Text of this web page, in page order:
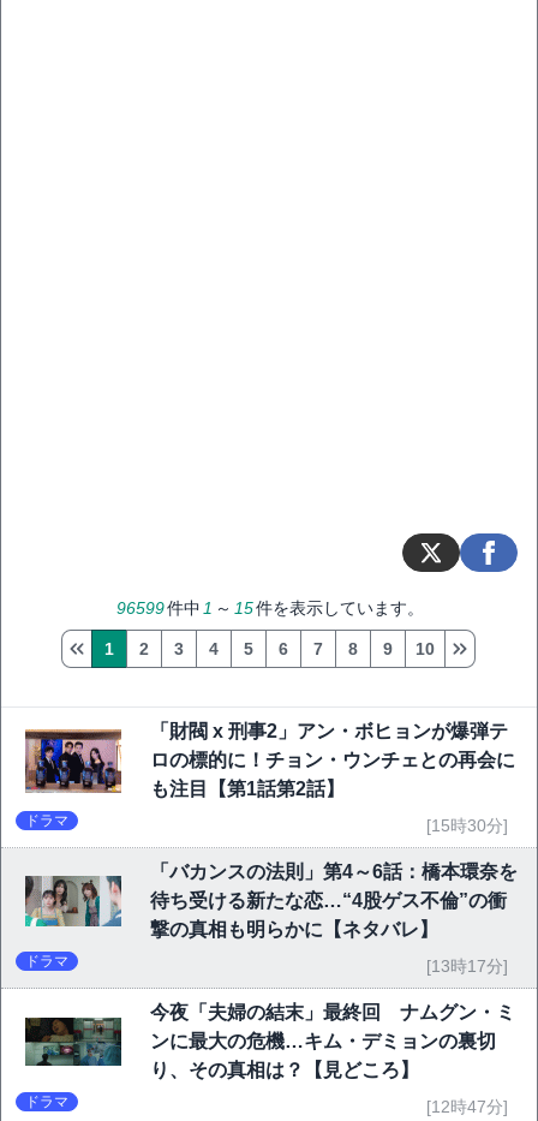
96599件中 1 ～ 15件を表示しています。
1 2 3 4 5 6 7 8 9 10
「財閥 x 刑事2」アン・ボヒョンが爆弾テ
ロの標的に！チョン・ウンチェとの再会に
も注目【第1話第2話】
ドラマ [15時30分]
「バカンスの法則」第4～6話：橋本環奈を
待ち受ける新たな恋…“4股ゲス不倫”の衝
撃の真相も明らかに【ネタバレ】
ドラマ [13時17分]
今夜「夫婦の結末」最終回 ナムグン・ミ
ンに最大の危機…キム・デミョンの裏切
り、その真相は？【見どころ】
ドラマ [12時47分]